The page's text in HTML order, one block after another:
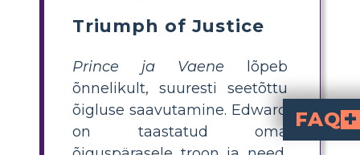
Triumph of Justice
Prince ja Vaene lõpeb
õnnelikult, suuresti seetõttu
õigluse saavutamine. Edward
on taastatud oma
FAQ